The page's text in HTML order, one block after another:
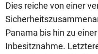
Dies reiche von einer
Panama bis hin zu
Inbesitznahme.